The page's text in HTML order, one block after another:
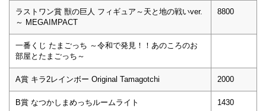
ラストワン賞 獣の巨人 フィギュア～天と地の戦いver.
～ MEGAIMPACT
8800
一番くじ たまごっち ～令和で発見！！あのころのお
部屋とたまごっち～
A賞 キラ2レインボー Original Tamagotchi 2000
B賞 なつかしまめっちルームライト 1430